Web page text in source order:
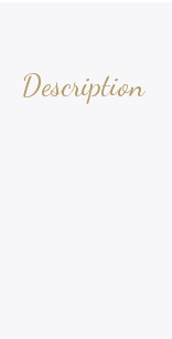
Description